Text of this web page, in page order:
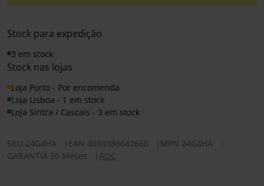
Stock para expedição
3 em stock
Stock nas lojas
Loja Porto - Por encomenda
Loja Lisboa - 1 em stock
Loja Sintra / Cascais - 3 em stock
SKU 24G4HA EAN 4038986642668 MPN 24G4HA
GARANTIA 36 Meses
AOC